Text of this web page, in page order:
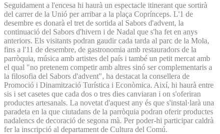
Seguidament a l'encesa hi haurà un espectacle itinerant que sortirà
del carrer de la Unió per arribar a la plaça Coprínceps. L'1 de
desembre es donarà el tret de sortida al Sabors d'advent, la
continuació del Sabors d'hivern i de Nadal que s'ha fet en anys
anteriors. Els visitants podran gaudir cada tarda al parc de la Mola,
fins a l'11 de desembre, de gastronomia amb restauradors de la
parròquia, música amb artistes del país i també un petit mercat amb
el qual "no pretenem competir amb altres sinó ser complementaris a
la filosofia del Sabors d'advent", ha destacat la consellera de
Promoció i Dinamització Turística i Econòmica. Així, hi haurà entre
sis i set casetes que cada dos o tres dies canviaran i on s'oferiran
productes artesanals. La novetat d'aquest any és que s'instal·larà una
paradeta en la que ciutadans de la parròquia podran oferir productes
nadalencs de decoració de segona mà. Per poder-hi participar caldrà
fer la inscripció al departament de Cultura del Comú.